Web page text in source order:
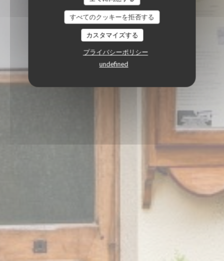
すべてのクッキーを拒否する
カスタマイズする
プライバシーポリシー
undefined